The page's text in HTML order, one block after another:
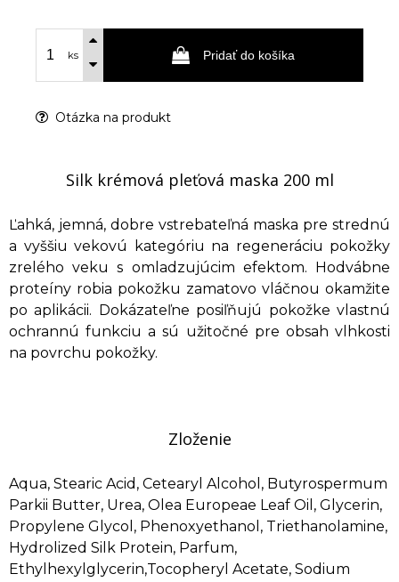
ks Pridať do košíka
Otázka na produkt
Silk krémová pleťová maska 200 ml
Ľahká, jemná, dobre vstrebateľná maska pre strednú
a vyššiu vekovú kategóriu na regeneráciu pokožky
zrelého veku s omladzujúcim efektom. Hodvábne
proteíny robia pokožku zamatovo vláčnou okamžite
po aplikácii. Dokázateľne posiľňujú pokožke vlastnú
ochrannú funkciu a sú užitočné pre obsah vlhkosti
na povrchu pokožky.
Zloženie
Aqua, Stearic Acid, Cetearyl Alcohol, Butyrospermum
Parkii Butter, Urea, Olea Europeae Leaf Oil, Glycerin,
Propylene Glycol, Phenoxyethanol, Triethanolamine,
Hydrolized Silk Protein, Parfum,
Ethylhexylglycerin,Tocopheryl Acetate, Sodium